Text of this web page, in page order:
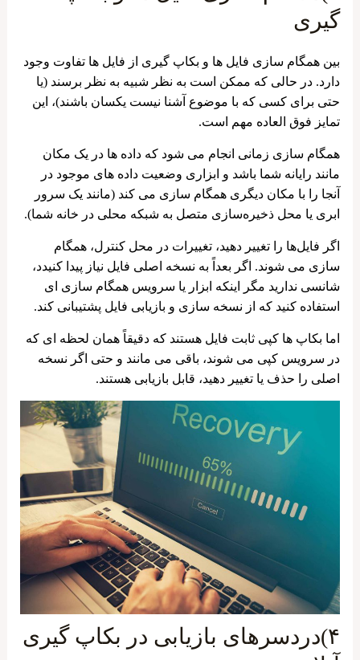
گیری
بین همگام سازی فایل ها و بکاپ گیری از فایل ها تفاوت وجود
دارد. در حالی که ممکن است به نظر شبیه به نظر برسند (یا
حتی برای کسی که با موضوع آشنا نیست یکسان باشند)، این
تمایز فوق العاده مهم است.
همگام ‌سازی زمانی انجام می ‌شود که داده ‌ها در یک مکان
مانند رایانه شما باشد و ابزاری وضعیت داده‌ های موجود در
آنجا را با مکان دیگری همگام‌ سازی می ‌کند (مانند یک سرور
ابری یا محل ذخیره‌سازی متصل به شبکه محلی در خانه شما).
اگر فایل‌ها را تغییر دهید، تغییرات در محل کنترل، همگام‌
سازی می ‌شوند. اگر بعداً به نسخه اصلی فایل نیاز پیدا کنیدد،
شانسی ندارید مگر اینکه ابزار یا سرویس همگام ‌سازی ای
استفاده ‌کنید که از نسخه ‌سازی و بازیابی فایل پشتیبانی کند.
اما بکاپ ها کپی ثابت فایل هستند که دقیقاً همان لحظه‌ ای که
در سرویس کپی می شوند، باقی می‌ مانند و حتی اگر نسخه
اصلی را حذف یا تغییر دهید، قابل بازیابی هستند.
۴)دردسرهای بازیابی در بکاپ گیری